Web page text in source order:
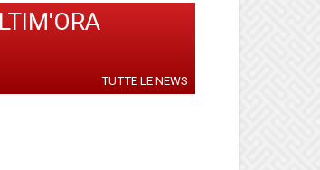
TUTTE LE NEWS